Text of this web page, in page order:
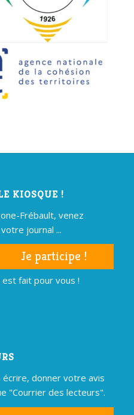
KIOSQUE !
Frébault, venez
journal ...
Je participe !
fait pour vous !
donner votre avis
"Courrier des lecteurs".